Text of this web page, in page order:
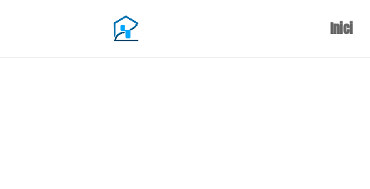
Inici